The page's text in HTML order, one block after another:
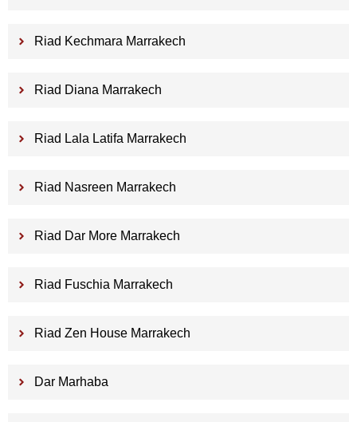
Riad Kechmara Marrakech
Riad Diana Marrakech
Riad Lala Latifa Marrakech
Riad Nasreen Marrakech
Riad Dar More Marrakech
Riad Fuschia Marrakech
Riad Zen House Marrakech
Dar Marhaba